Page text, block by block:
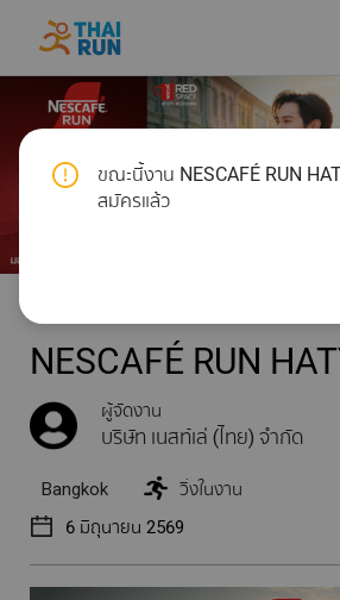
NESCAFÉ RUN
ผู้จัดงาน
บริษัท เนสท์เล่ (ไทย) จำกัด
Bangkok
วิ่งในงาน
6 มิถุนายน 2569
ขณะนี้งาน NESCAFÉ RUN
สมัครแล้ว